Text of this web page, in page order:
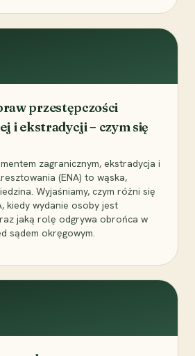
przestępczości
i ekstradycji – czym się
zagranicznym, ekstradycja i
(ENA) to wąska,
Wyjaśniamy, czym różni się
kiedy wydanie osoby jest
jaką rolę odgrywa obrońca w
sądem okręgowym.